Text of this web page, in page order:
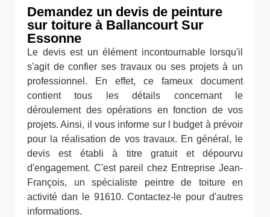
Demandez un devis de peinture
sur toiture à Ballancourt Sur
Essonne
Le devis est un élément incontournable lorsqu'il
s'agit de confier ses travaux ou ses projets à un
professionnel. En effet, ce fameux document
contient tous les détails concernant le
déroulement des opérations en fonction de vos
projets. Ainsi, il vous informe sur l budget à prévoir
pour la réalisation de vos travaux. En général, le
devis est établi à titre gratuit et dépourvu
d'engagement. C'est pareil chez Entreprise Jean-
François, un spécialiste peintre de toiture en
activité dan le 91610. Contactez-le pour d'autres
informations.